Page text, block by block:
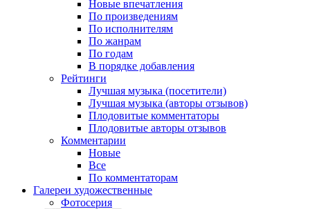
Новые впечатления
По произведениям
По исполнителям
По жанрам
По годам
В порядке добавления
Рейтинги
Лучшая музыка (посетители)
Лучшая музыка (авторы отзывов)
Плодовитые комментаторы
Плодовитые авторы отзывов
Комментарии
Новые
Все
По комментаторам
Галереи художественные
Фотосерия